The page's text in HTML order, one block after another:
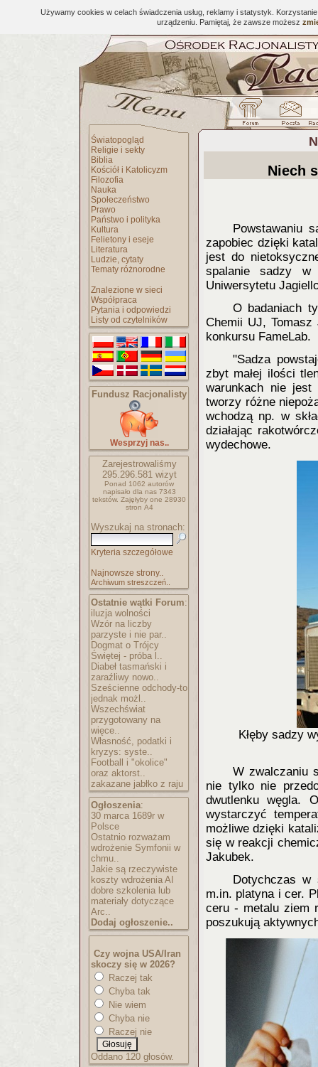
Używamy cookies w celach świadczenia usług, reklamy i statystyk.
urządzeniu. Pamiętaj, że zawsze możesz
Światopogląd
Religie i sekty
Biblia
Kościół i Katolicyzm
Filozofia
Nauka
Społeczeństwo
Prawo
Państwo i polityka
Kultura
Felietony i eseje
Literatura
Ludzie, cytaty
Tematy różnorodne
Znalezione w sieci
Współpraca
Pytania i odpowiedzi
Listy od czytelników
Fundusz Racjonalisty
Wesprzyj nas..
Zarejestrowaliśmy
295.296.581wizyt
Ponad 1062 autorów
napisało dla nas 7343
tekstów. Zajęłyby one 28930
stron A4
Wyszukaj na stronach:
Kryteria szczegółowe
Najnowsze strony..
Archiwum streszczeń..
Ostatnie wątki Forum:
iluzja wolności
Wzór na liczby
parzyste i nie par..
Dogmat o Trójcy
Świętej - próba l..
Diabeł tasmański i
zaraźliwy nowo..
Sześcienne odchody-to
jednak możl..
Wszechświat
przygotowany na
więce..
Własność, podatki i
kryzys: syste..
Football i "okolice"
oraz aktorst..
zakazane jabłko z raju
Ogłoszenia:
30 marca 1689r w
Polsce
Ostatnio rozważam
wdrożenie Symfonii w
chmu..
Jakie są rzeczywiste
koszty wdrożenia AI
dobre szkolenia lub
materiały dotyczące
Arc..
Dodaj ogłoszenie..
Czy wojna USA/Iran
skoczy się w 2026?
Raczej tak
Chyba tak
Nie wiem
Chyba nie
Raczej nie
Oddano 120 głosów.
Niech
Powstawaniu
zapobiec dzięki
jest do
spalanie sadzy w
Uniwersytetu
O badaniach
Chemii UJ,
konkursu FameLab.
"Sadza
zbyt małej ilości
warunkach nie jest
tworzy różne
wchodzą np. w
działając
wydechowe.
Kłęby sadzy
W zwalczaniu
nie tylko nie
dwutlenku węgla.
wystarczyć
możliwe dzięki
się w reakcji
Jakubek.
Dotychczas w
m.in. platyna i cer.
ceru - metalu ziem
poszukują